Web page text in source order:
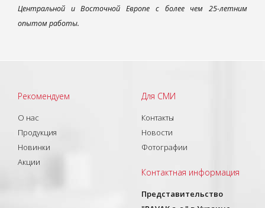
Центральной и Восточной Европе с более чем 25-летним
опытом работы.
Рекомендуем
О нас
Продукция
Новинки
Акции
Для СМИ
Контакты
Новости
Фотографии
Контактная информация
Представительство